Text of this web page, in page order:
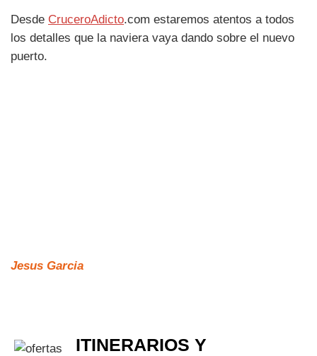
Desde CruceroAdicto.com estaremos atentos a todos
los detalles que la naviera vaya dando sobre el nuevo
puerto.
Jesus Garcia
ITINERARIOS Y